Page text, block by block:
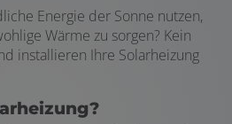
Energie der Sonne nutzen,
Wärme zu sorgen? Kein
installieren Ihre Solarheizung